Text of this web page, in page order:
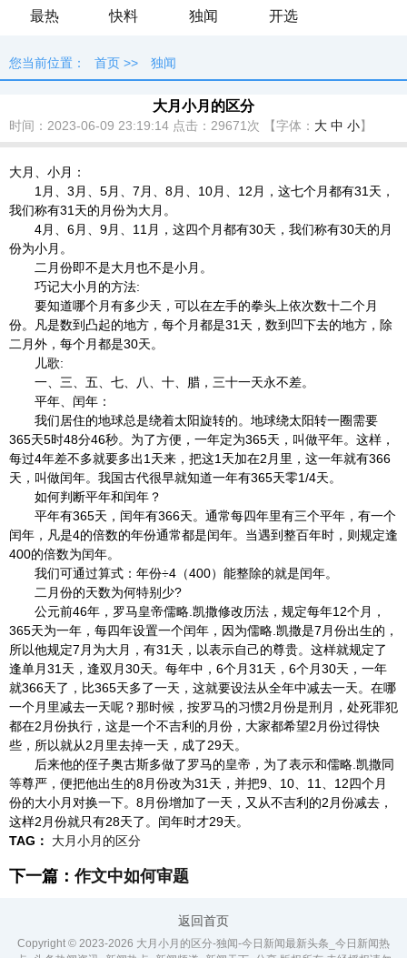
最热
快料 独闻 开选
您当前位置： 首页 >> 独闻
大月小月的区分
时间：2023-06-09 23:19:14 点击： 29671次 【字体： 大 中 小】
大月、小月：
1月、3月、5月、7月、8月、10月、12月，这七个月都有31天，
我们称有31天的月份为大月。
4月、6月、9月、11月，这四个月都有30天，我们称有30天的月
份为小月。
二月份即不是大月也不是小月。
巧记大小月的方法:
要知道哪个月有多少天，可以在左手的拳头上依次数十二个月
份。凡是数到凸起的地方，每个月都是31天，数到凹下去的地方，除
二月外，每个月都是30天。
儿歌:
一、三、五、七、八、十、腊，三十一天永不差。
平年、闰年：
我们居住的地球总是绕着太阳旋转的。地球绕太阳转一圈需要
365天5时48分46秒。为了方便，一年定为365天，叫做平年。这样，
每过4年差不多就要多出1天来，把这1天加在2月里，这一年就有366
天，叫做闰年。我国古代很早就知道一年有365天零1/4天。
如何判断平年和闰年？
平年有365天，闰年有366天。通常每四年里有三个平年，有一个
闰年，凡是4的倍数的年份通常都是闰年。当遇到整百年时，则规定逢
400的倍数为闰年。
我们可通过算式：年份÷4（400）能整除的就是闰年。
二月份的天数为何特别少?
公元前46年，罗马皇帝儒略.凯撒修改历法，规定每年12个月，
365天为一年，每四年设置一个闰年，因为儒略.凯撒是7月份出生的，
所以他规定7月为大月，有31天，以表示自己的尊贵。这样就规定了
逢单月31天，逢双月30天。每年中，6个月31天，6个月30天，一年
就366天了，比365天多了一天，这就要设法从全年中减去一天。在哪
一个月里减去一天呢？那时候，按罗马的习惯2月份是刑月，处死罪犯
都在2月份执行，这是一个不吉利的月份，大家都希望2月份过得快
些，所以就从2月里去掉一天，成了29天。
后来他的侄子奥古斯多做了罗马的皇帝，为了表示和儒略.凯撒同
等尊严，便把他出生的8月份改为31天，并把9、10、11、12四个月
份的大小月对换一下。8月份增加了一天，又从不吉利的2月份减去，
这样2月份就只有28天了。闰年时才29天。
TAG：
大月小月的区分
下一篇：作文中如何审题
返回首页
Copyright © 2023-2026 大月小月的区分-独闻-今日新闻最新头条_今日新闻热